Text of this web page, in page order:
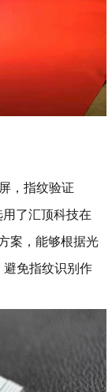
，指纹验证
了汇顶科技在
案，能够根据光
免指纹识别作